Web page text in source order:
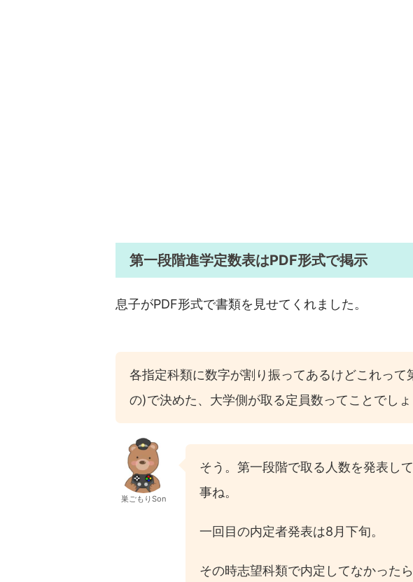
第一段階進学定数表はPDF形式で掲示
息子がPDF形式で書類を見せてくれました。
各指定科類に数字が割り振ってあるけどこれって
の)で決めた、大学側が取る定員数ってことでしょ
巣ごもりSon
そう。第一段階で取る人数を発表し
事ね。
一回目の内定者発表は8月下旬。
その時志望科類で内定してなかったら